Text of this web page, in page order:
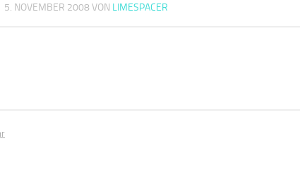
5. NOVEMBER 2008 VON LIMESPACER